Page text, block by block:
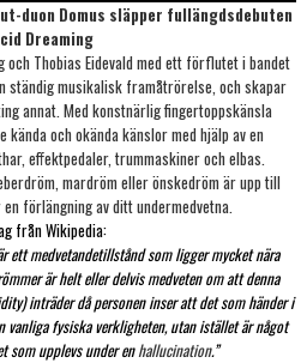
duon Domus släpper fullängdsdebuten
Dreaming
och Thobias Eidevald med ett förflutet i bandet
ständig musikalisk framåtrörelse, och skapar
annat. Med konstnärlig fingertoppskänsla
och okända känslor med hjälp av en
effektpedaler, trummaskiner och elbas.
mardröm eller önskedröm är upp till
förlängning av ditt undermedvetna.
från Wikipedia:
ett medvetandetillstånd som ligger mycket nära
är helt eller delvis medveten om att denna
inträder då personen inser att det som händer i
vanliga fysiska verkligheten, utan istället är något
som upplevs under enhallucination.”